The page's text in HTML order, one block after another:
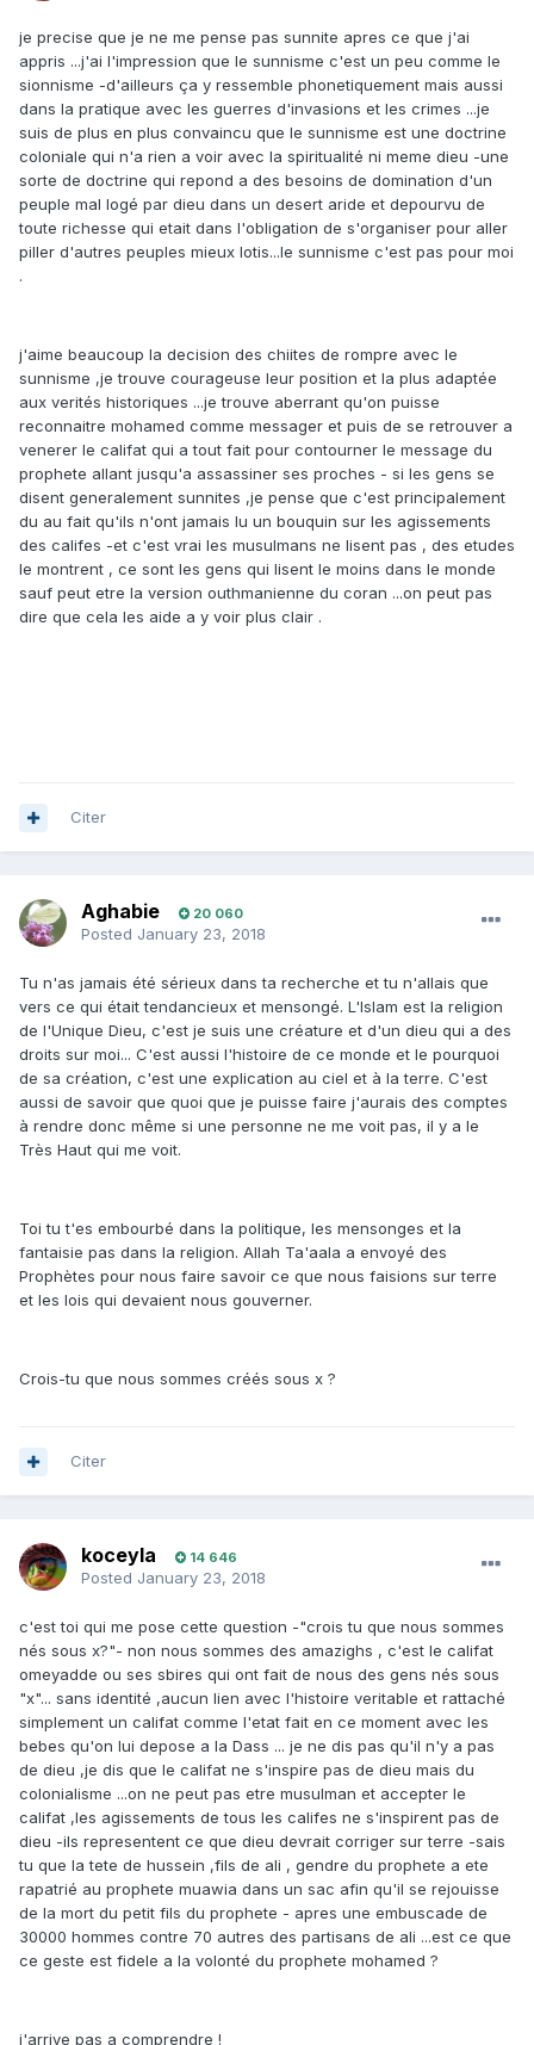
je precise que je ne me pense pas sunnite apres ce que j'ai
appris ...j'ai l'impression que le sunnisme c'est un peu comme le
sionnisme -d'ailleurs ça y ressemble phonetiquement mais aussi
dans la pratique avec les guerres d'invasions et les crimes ...je
suis de plus en plus convaincu que le sunnisme est une doctrine
coloniale qui n'a rien a voir avec la spiritualité ni meme dieu -une
sorte de doctrine qui repond a des besoins de domination d'un
peuple mal logé par dieu dans un desert aride et depourvu de
toute richesse qui etait dans l'obligation de s'organiser pour aller
piller d'autres peuples mieux lotis...le sunnisme c'est pas pour moi
.
j'aime beaucoup la decision des chiites de rompre avec le
sunnisme ,je trouve courageuse leur position et la plus adaptée
aux verités historiques ...je trouve aberrant qu'on puisse
reconnaitre mohamed comme messager et puis de se retrouver a
venerer le califat qui a tout fait pour contourner le message du
prophete allant jusqu'a assassiner ses proches - si les gens se
disent generalement sunnites ,je pense que c'est principalement
du au fait qu'ils n'ont jamais lu un bouquin sur les agissements
des califes -et c'est vrai les musulmans ne lisent pas , des etudes
le montrent , ce sont les gens qui lisent le moins dans le monde
sauf peut etre la version outhmanienne du coran ...on peut pas
dire que cela les aide a y voir plus clair .
Citer
Aghabie 20 060
Posted January 23, 2018
Tu n'as jamais été sérieux dans ta recherche et tu n'allais que
vers ce qui était tendancieux et mensongé. L'Islam est la religion
de l'Unique Dieu, c'est je suis une créature et d'un dieu qui a des
droits sur moi... C'est aussi l'histoire de ce monde et le pourquoi
de sa création, c'est une explication au ciel et à la terre. C'est
aussi de savoir que quoi que je puisse faire j'aurais des comptes
à rendre donc même si une personne ne me voit pas, il y a le
Très Haut qui me voit.
Toi tu t'es embourbé dans la politique, les mensonges et la
fantaisie pas dans la religion. Allah Ta'aala a envoyé des
Prophètes pour nous faire savoir ce que nous faisions sur terre
et les lois qui devaient nous gouverner.
Crois-tu que nous sommes créés sous x ?
Citer
koceyla 14 646
Posted January 23, 2018
c'est toi qui me pose cette question -"crois tu que nous sommes
nés sous x?"- non nous sommes des amazighs , c'est le califat
omeyadde ou ses sbires qui ont fait de nous des gens nés sous
"x"... sans identité ,aucun lien avec l'histoire veritable et rattaché
simplement un califat comme l'etat fait en ce moment avec les
bebes qu'on lui depose a la Dass ... je ne dis pas qu'il n'y a pas
de dieu ,je dis que le califat ne s'inspire pas de dieu mais du
colonialisme ...on ne peut pas etre musulman et accepter le
califat ,les agissements de tous les califes ne s'inspirent pas de
dieu -ils representent ce que dieu devrait corriger sur terre -sais
tu que la tete de hussein ,fils de ali , gendre du prophete a ete
rapatrié au prophete muawia dans un sac afin qu'il se rejouisse
de la mort du petit fils du prophete - apres une embuscade de
30000 hommes contre 70 autres des partisans de ali ...est ce que
ce geste est fidele a la volonté du prophete mohamed ?
j'arrive pas a comprendre !